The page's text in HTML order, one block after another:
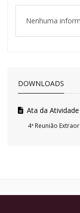
Nenhuma
DOWNLOADS
Ata da Atividade
4ª Reunião